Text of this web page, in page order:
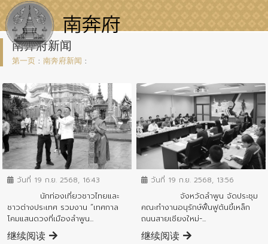
南奔府新闻
第一页 : 南奔府新闻 :
ข่าวสารจังหวัด
วันที่ 19 ก.ย. 2568, 16:43
นักท่องเที่ยวชาวไทยและ
ชาวต่างประเทศ รวมงาน “เทศกาล
โคมแสนดวงที่เมืองลำพูน...
继续阅读
ข่าวสารจังหวัด
วันที่ 19 ก.ย. 2568, 13:56
จังหวัดลำพูน จัดประชุม
คณะทำงานอนุรักษ์ฟื้นฟูต้นขี้เหล็ก
ถนนสายเชียงใหม่-...
继续阅读